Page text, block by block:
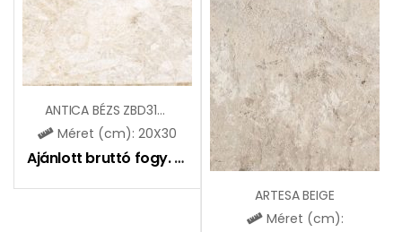
ANTICA BÉZS ZBD31006
Méret (cm): 20X30
Ajánlott bruttó fogy. ár: 5195 Ft
ARTESA BEIGE
Méret (cm):